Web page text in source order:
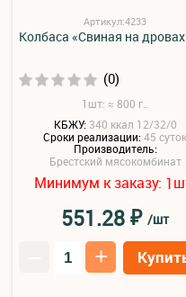
Артикул:4233
Колбаса «Свиная на
(0)
1шт: ≈ 800 г..
КБЖУ: 340 ккал 12/32/0
Сроки реализации:45 суток
Производитель:
Брестский мясокомбинат
Минимум к заказу: 1
551.28₽ /шт
+